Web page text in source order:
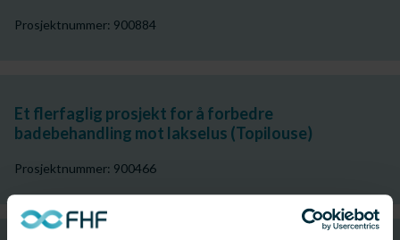
Prosjektnummer: 900884
Et flerfaglig prosjekt for å forbedre
badebehandling mot lakselus (Topilouse)
Prosjektnummer: 900466